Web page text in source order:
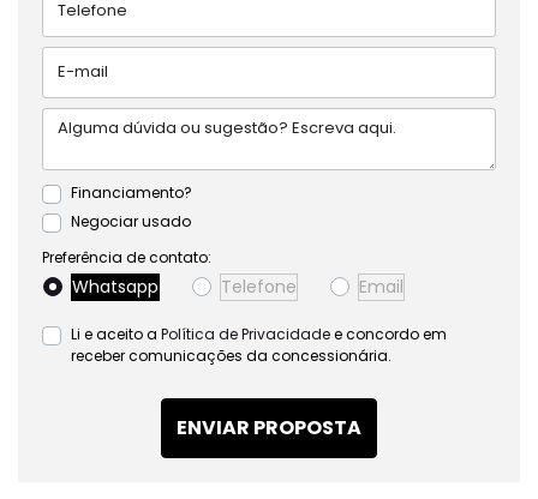
Financiamento?
Negociar usado
Preferência de contato:
Whatsapp Telefone Email
Li e aceito a Política de Privacidadee concordo em
receber comunicações da concessionária.
ENVIAR PROPOSTA